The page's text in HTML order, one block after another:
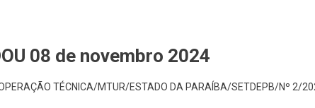
08 de novembro 2024
TÉCNICA/MTUR/ESTADO DA PARAÍBA/SETDEPB/Nº 2/